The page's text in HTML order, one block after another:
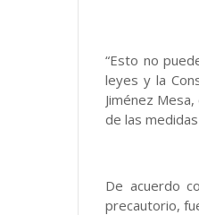
“Esto no
leyes y la
Jiménez
de las
De acuerdo
precautorio,